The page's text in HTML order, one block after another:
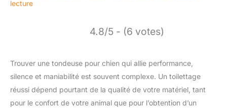
lecture
4.8/5 - (6 votes)
Trouver une tondeuse pour chien qui allie performance,
silence et maniabilité est souvent complexe. Un toilettage
réussi dépend pourtant de la qualité de votre matériel, tant
pour le confort de votre animal que pour l’obtention d’un